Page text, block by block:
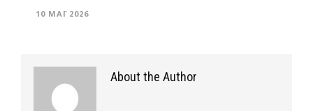
10 ΜΆΙ 2026
About the Author